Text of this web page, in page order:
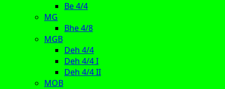
Be 4/4
MG
Bhe 4/8
MGB
Deh 4/4
Deh 4/4 I
Deh 4/4 II
MOB